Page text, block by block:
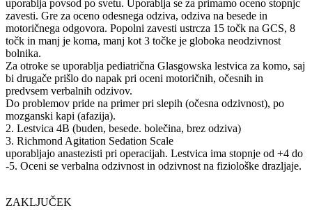
uporablja povsod po svetu. Uporablja se za primamo oceno stopnjc
zavesti. Gre za oceno odesnega odziva, odziva na besede in
motoričnega odgovora. Popolni zavesti ustrcza 15 točk na GCS, 8
točk in manj je koma, manj kot 3 točke je globoka neodzivnost
bolnika.
Za otroke se uporablja pediatrična Glasgowska lestvica za komo, saj
bi drugače prišlo do napak pri oceni motoričnih, očesnih in
predvsem verbalnih odzivov.
Do problemov pride na primer pri slepih (očesna odzivnost), po
mozganski kapi (afazija).
2. Lestvica 4B (buden, besede. bolečina, brez odziva)
3. Richmond Agitation Sedation Scale
uporabljajo anastezisti pri operacijah. Lestvica ima stopnje od +4 do
-5. Oceni se verbalna odzivnost in odzivnost na fiziološke drazljaje.
ZAKLJUČEK